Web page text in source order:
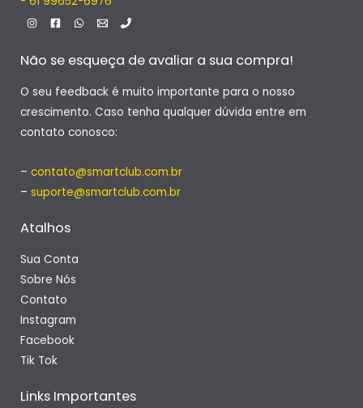
Não se esqueça de avaliar a sua compra!
O seu feedback é muito importante para o nosso
crescimento. Caso tenha qualquer dúvida entre em
contato conosco:
– contato@smartclub.com.br
– suporte@smartclub.com.br
Atalhos
Sua Conta
Sobre Nós
Contato
Instagram
Facebook
Tik Tok
Links Importantes